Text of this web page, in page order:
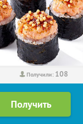
Получили: 108